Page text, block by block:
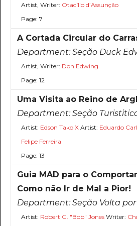
Artist, Writer: Otacílio d’Assunção
Page: 7
A Cortada Circular do
Department:Seção Duck
Artist, Writer: Don Edwing
Page: 12
Uma Visita ao Reino de
Department:Seção
Artist: Edson Tako XArtist: Eduardo
Felipe Ferreira
Page: 13
Guia MAD para o
Como não Ir de Mal a Pior!
Department:Seção Volta
Artist: Robert G. "Bob" JonesWriter: